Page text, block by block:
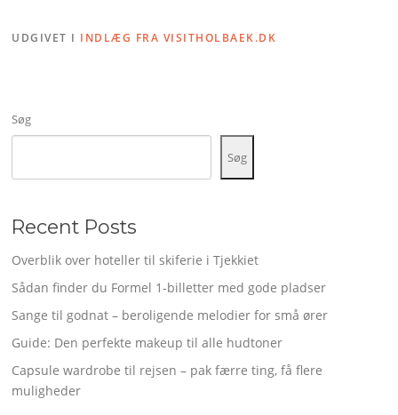
UDGIVET I INDLÆG FRA VISITHOLBAEK.DK
Søg
Søg
Recent Posts
Overblik over hoteller til skiferie i Tjekkiet
Sådan finder du Formel 1-billetter med gode pladser
Sange til godnat – beroligende melodier for små ører
Guide: Den perfekte makeup til alle hudtoner
Capsule wardrobe til rejsen – pak færre ting, få flere
muligheder